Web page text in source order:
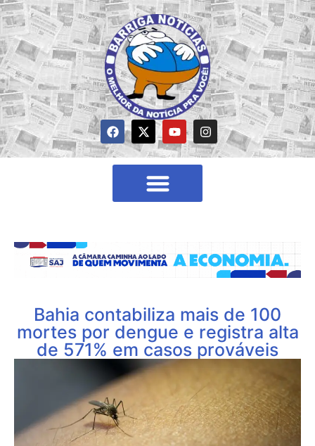
Bahia contabiliza mais de 100
mortes por dengue e registra alta
de 571% em casos prováveis